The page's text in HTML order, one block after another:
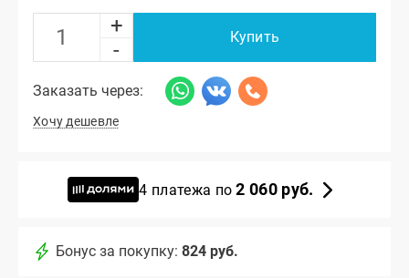
+
-
Купить
Заказать через:
Хочу дешевле
4 платежа по2 060 руб.
Бонус за покупку: 824 руб.